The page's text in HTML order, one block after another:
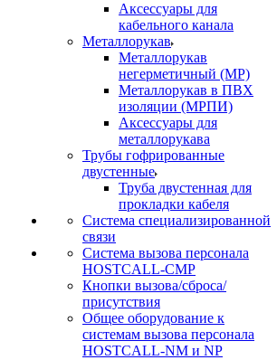
Аксессуары для
кабельного канала
Металлорукав
Металлорукав
негерметичный (МР)
Металлорукав в ПВХ
изоляции (МРПИ)
Аксессуары для
металлорукава
Трубы гофрированные
двустенные
Труба двустенная для
прокладки кабеля
Система специализированной
связи
Cистема вызова персонала
HOSTCALL-CMP
Кнопки вызова/сброса/
присутствия
Общее оборудование к
системам вызова персонала
HOSTCALL-NM и NP